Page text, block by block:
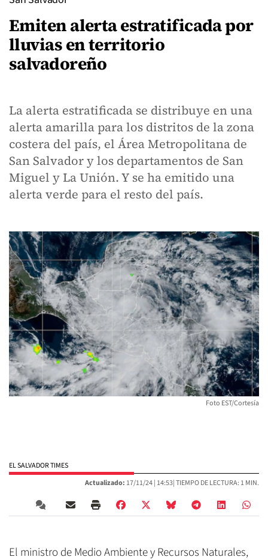
Emiten alerta estratificada por
lluvias en territorio
salvadoreño
La alerta estratificada se distribuye en una
alerta amarilla para los distritos de la zona
costera del país, el Área Metropolitana de
San Salvador y los departamentos de San
Miguel y La Unión. Y se ha emitido una
alerta verde para el resto del país.
Foto EST/Cortesía
EL SALVADOR TIMES
Actualizado: 17/11/24 | 14:53| TIEMPO DE LECTURA: 1 MIN.
El ministro de Medio Ambiente y Recursos Naturales,